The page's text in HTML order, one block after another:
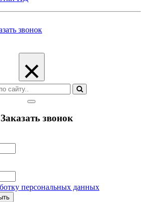
звонок
×
Заказать звонок
персональных данных